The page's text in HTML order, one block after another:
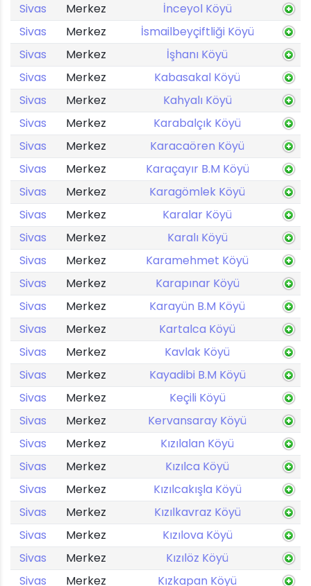
Sivas
Merkez
İnceyol Köyü
Sivas
Merkez
İsmailbeyçiftliği Köyü
Sivas
Merkez
İşhanı Köyü
Sivas
Merkez
Kabasakal Köyü
Sivas
Merkez
Kahyalı Köyü
Sivas
Merkez
Karabalçık Köyü
Sivas
Merkez
Karacaören Köyü
Sivas
Merkez
Karaçayır B.M Köyü
Sivas
Merkez
Karagömlek Köyü
Sivas
Merkez
Karalar Köyü
Sivas
Merkez
Karalı Köyü
Sivas
Merkez
Karamehmet Köyü
Sivas
Merkez
Karapınar Köyü
Sivas
Merkez
Karayün B.M Köyü
Sivas
Merkez
Kartalca Köyü
Sivas
Merkez
Kavlak Köyü
Sivas
Merkez
Kayadibi B.M Köyü
Sivas
Merkez
Keçili Köyü
Sivas
Merkez
Kervansaray Köyü
Sivas
Merkez
Kızılalan Köyü
Sivas
Merkez
Kızılca Köyü
Sivas
Merkez
Kızılcakışla Köyü
Sivas
Merkez
Kızılkavraz Köyü
Sivas
Merkez
Kızılova Köyü
Sivas
Merkez
Kızılöz Köyü
Sivas
Merkez Kızkapan Köyü